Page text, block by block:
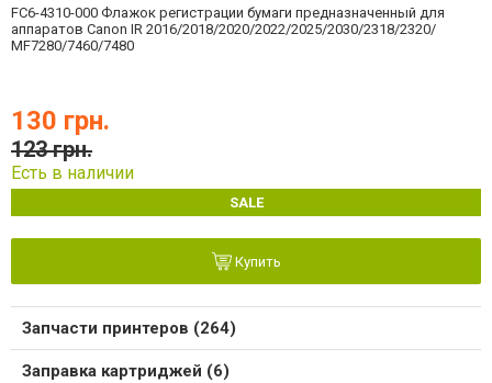
FC6-4310-000 Флажок регистрации бумаги предназначенный для
аппаратов Canon IR 2016/2018/2020/2022/2025/2030/2318/2320/
MF7280/7460/7480
130 грн.
123 грн.
Есть в наличии
SALE
Купить
Запчасти принтеров (264)
Заправка картриджей (6)